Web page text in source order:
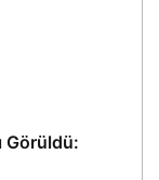
Görüldü: